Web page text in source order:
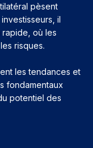
pèsent
il
rapide, où les
risques.
les tendances et
fondamentaux
potentiel des